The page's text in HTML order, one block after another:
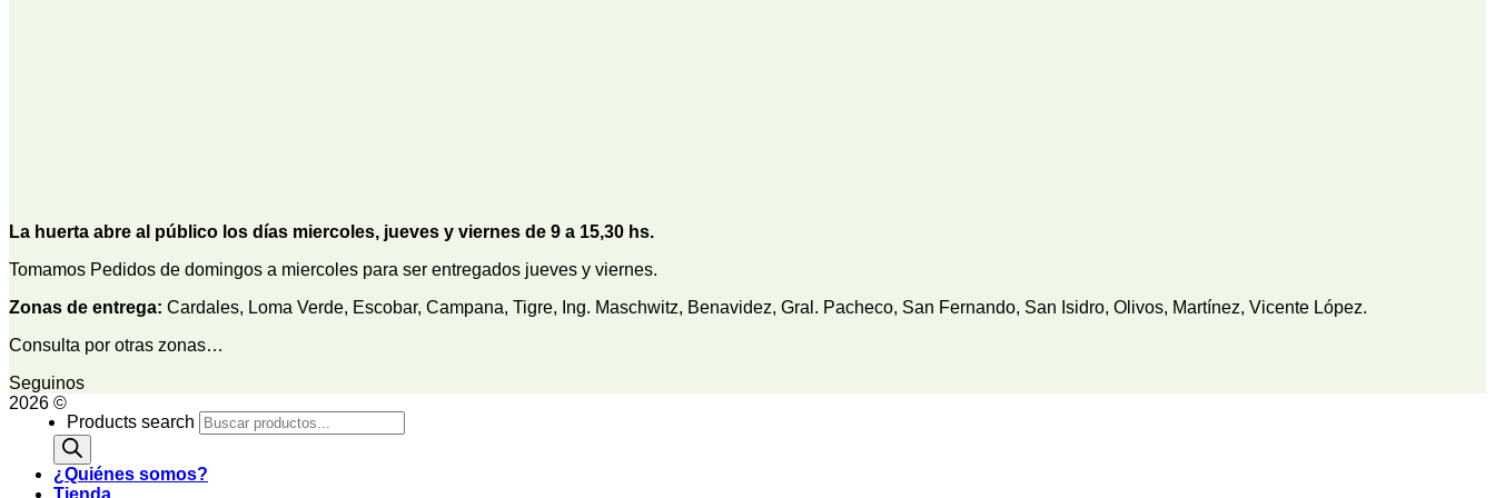
La huerta abre al público los días miercoles, jueves y viernes de 9 a 15,30 hs.
Tomamos Pedidos de domingos a miercoles para ser entregados jueves y viernes.
Zonas de entrega: Cardales, Loma Verde, Escobar, Campana, Tigre, Ing. Maschwitz, Benavidez, Gral. Pacheco, San Fernando, San Isidro, Olivos, Martínez, Vicente López.
Consulta por otras zonas…
Seguinos
2026 ©
Products search
¿Quiénes somos?